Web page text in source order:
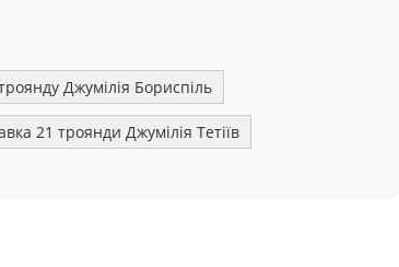
Джумілія Бориспіль
21 троянди Джумілія Тетіїв